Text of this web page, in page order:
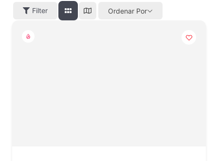
em agosto de 2026: festas
exposições, parques e
Filter Ordenar Por